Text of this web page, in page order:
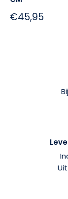
Sale:
€45,95